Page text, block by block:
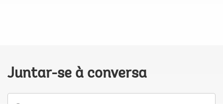
Juntar-se à conversa